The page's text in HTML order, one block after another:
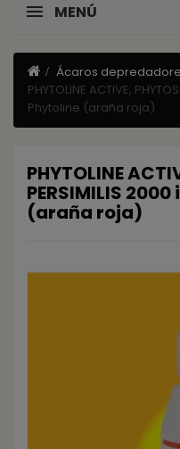
MENÚ
Ácaros
PHYTOLINE ACTIVE,
Phytoline (araña roja)
PHYTOLINE
PERSIMILIS
(araña roja)